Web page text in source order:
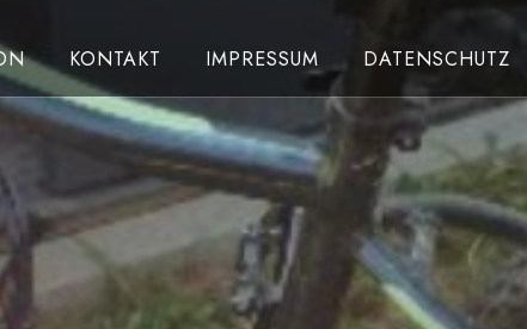
KONTAKT IMPRESSUM DATENSCHUTZ